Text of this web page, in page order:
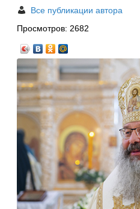
Все публикации автора
Просмотров: 2682